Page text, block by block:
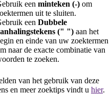
een minteken (-) om
uit te sluiten.
een Dubbele
(" ") aan het
en einde van uw zoektermen
naar de exacte combinatie van
te zoeken.
van het gebruik van deze
en meer zoektips vindt u hier.